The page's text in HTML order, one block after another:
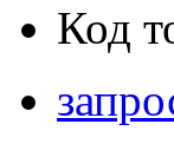
Код